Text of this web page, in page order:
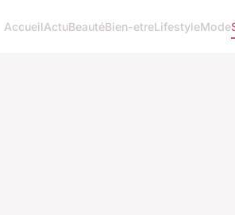
AccueilActuBeautéBien-etreLifestyleMode